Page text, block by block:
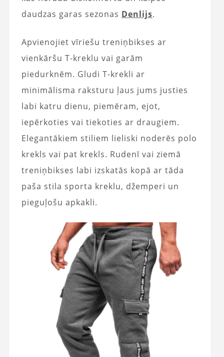
daudzas garas sezonas Denlijs.
Apvienojiet vīriešu treniņbikses ar
vienkāršu T-kreklu vai garām
piedurknēm. Gludi T-krekli ar
minimālisma raksturu ļaus jums justies
labi katru dienu, piemēram, ejot,
iepērkoties vai tiekoties ar draugiem.
Elegantākiem stiliem lieliski noderēs polo
krekls vai pat krekls. Rudenī vai ziemā
treniņbikses labi izskatās kopā ar tāda
paša stila sporta kreklu, džemperi un
pieguļošu apkakli.